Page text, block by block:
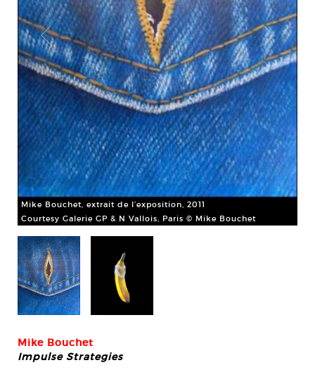
Mike Bouchet, extrait de l’exposition, 2011
Courtesy Galerie GP & N Vallois, Paris © Mike Bouchet
Mike Bouchet
Impulse Strategies